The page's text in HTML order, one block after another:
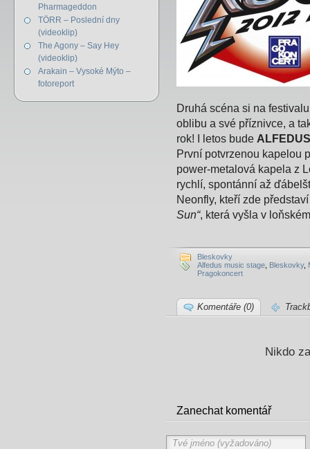
Pharmageddon
TÖRR – Poslední dny
(videoklip)
The Agony – Say Hey
(videoklip)
Arakain – Vysoké Mýto –
fotoreport
Druhá scéna si na
oblibu a své příznivce, a
rok! I letos bude
První potvrzenou kapelou
power-metalová kapela z
rychlí, spontánní až
Neonfly, kteří zde
Sun“, která vyšla v
Bleskovky
Alfedus music stage Bleskovky,
Pragokoncert
Komentáře (0)
Nikdo
Zanechat komentář